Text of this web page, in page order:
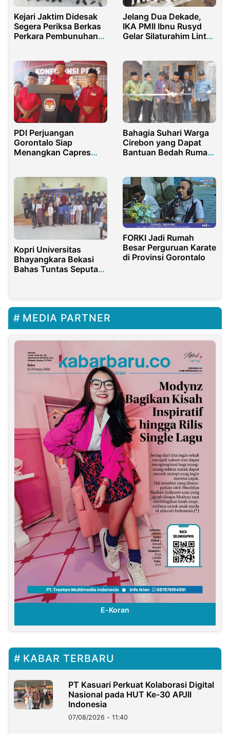
Kejari Jaktim Didesak
Segera Periksa Berkas
Perkara Pembunuhan
Jelang Dua Dekade,
IKA PMII Ibnu Rusyd
Gelar Silaturahim Lintas
PDI Perjuangan
Gorontalo Siap
Menangkan Capres
Bahagia Suhari Warga
Cirebon yang Dapat
Bantuan Bedah Rumah
Kopri Universitas
Bhayangkara Bekasi
Bahas Tuntas Seputar
FORKI Jadi Rumah
Besar Perguruan Karate
di Provinsi Gorontalo
MEDIA PARTNER
E-Koran
KABAR TERBARU
PT Kasuari Perkuat Kolaborasi Digital
Nasional pada HUT Ke-30 APJII
Indonesia
07/08/2026 - 11:40